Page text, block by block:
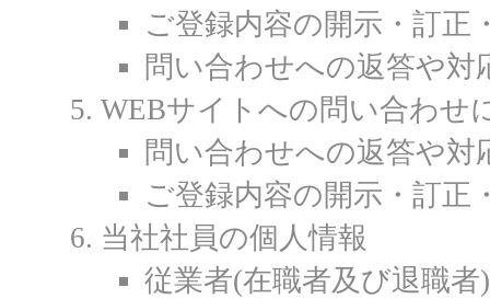
ご登録内容の開示・訂正
問い合わせへの返答や対
WEBサイトへの問い合わせ
問い合わせへの返答や対
ご登録内容の開示・訂正
当社社員の個人情報
従業者(在職者及び退職